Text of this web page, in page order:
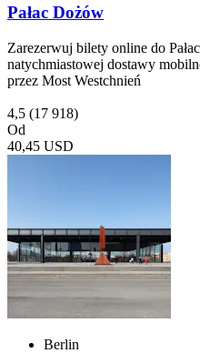
Pałac Dożów
Zarezerwuj bilety online do
natychmiastowej dostawy
przez Most Westchnień
4,5 (17 918)
Od
40,45 USD
Berlin